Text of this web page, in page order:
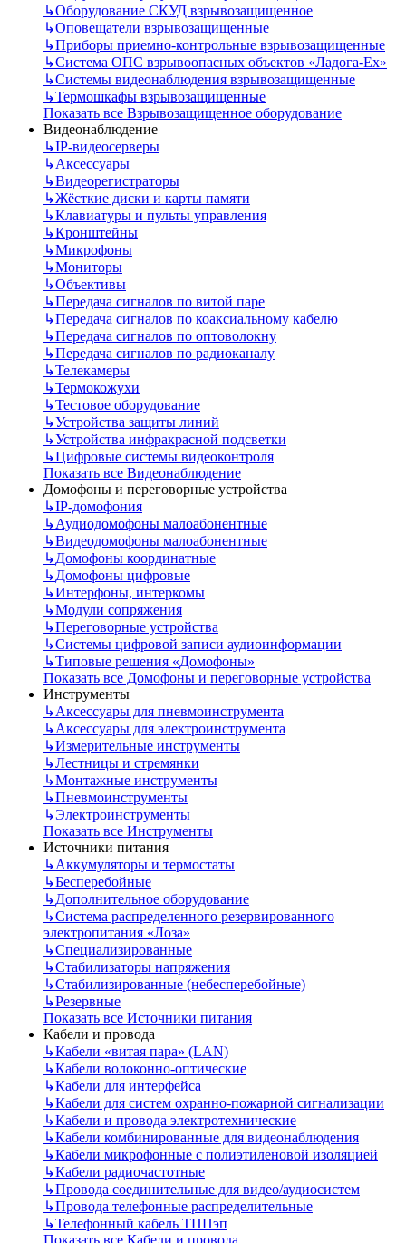
↳Оборудование СКУД взрывозащищенное
↳Оповещатели взрывозащищенные
↳Приборы приемно-контрольные взрывозащищенные
↳Система ОПС взрывоопасных объектов «Ладога-Ex»
↳Системы видеонаблюдения взрывозащищенные
↳Термошкафы взрывозащищенные
Показать все Взрывозащищенное оборудование
Видеонаблюдение
↳IP-видеосерверы
↳Аксессуары
↳Видеорегистраторы
↳Жёсткие диски и карты памяти
↳Клавиатуры и пульты управления
↳Кронштейны
↳Микрофоны
↳Мониторы
↳Объективы
↳Передача сигналов по витой паре
↳Передача сигналов по коаксиальному кабелю
↳Передача сигналов по оптоволокну
↳Передача сигналов по радиоканалу
↳Телекамеры
↳Термокожухи
↳Тестовое оборудование
↳Устройства защиты линий
↳Устройства инфракрасной подсветки
↳Цифровые системы видеоконтроля
Показать все Видеонаблюдение
Домофоны и переговорные устройства
↳IP-домофония
↳Аудиодомофоны малоабонентные
↳Видеодомофоны малоабонентные
↳Домофоны координатные
↳Домофоны цифровые
↳Интерфоны, интеркомы
↳Модули сопряжения
↳Переговорные устройства
↳Системы цифровой записи аудиоинформации
↳Типовые решения «Домофоны»
Показать все Домофоны и переговорные устройства
Инструменты
↳Аксессуары для пневмоинструмента
↳Аксессуары для электроинструмента
↳Измерительные инструменты
↳Лестницы и стремянки
↳Монтажные инструменты
↳Пневмоинструменты
↳Электроинструменты
Показать все Инструменты
Источники питания
↳Аккумуляторы и термостаты
↳Бесперебойные
↳Дополнительное оборудование
↳Система распределенного резервированного
электропитания «Лоза»
↳Специализированные
↳Стабилизаторы напряжения
↳Стабилизированные (небесперебойные)
↳Резервные
Показать все Источники питания
Кабели и провода
↳Кабели «витая пара» (LAN)
↳Кабели волоконно-оптические
↳Кабели для интерфейса
↳Кабели для систем охранно-пожарной сигнализации
↳Кабели и провода электротехнические
↳Кабели комбинированные для видеонаблюдения
↳Кабели микрофонные с полиэтиленовой изоляцией
↳Кабели радиочастотные
↳Провода соединительные для видео/аудиосистем
↳Провода телефонные распределительные
↳Телефонный кабель ТППэп
Показать все Кабели и провода